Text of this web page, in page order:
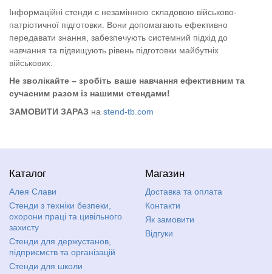
Інформаційні стенди є незамінною складовою військово-
патріотичної підготовки. Вони допомагають ефективно
передавати знання, забезпечують системний підхід до
навчання та підвищують рівень підготовки майбутніх
військових.
Не зволікайте – зробіть ваше навчання ефективним та
сучасним разом із нашими стендами!
ЗАМОВИТИ ЗАРАЗ на stend-tb .com
Каталог
Алея Слави
Стенди з техніки безпеки,
охорони праці та цивільного
захисту
Стенди для держустанов,
підприємств та організацій
Стенди для школи
Магазин
Доставка та оплата
Контакти
Як замовити
Відгуки